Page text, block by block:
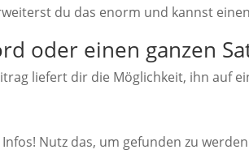
du das enorm und kannst
oder einen ganzen
liefert dir die Möglichkeit, ihn auf
Nutz das, um gefunden zu